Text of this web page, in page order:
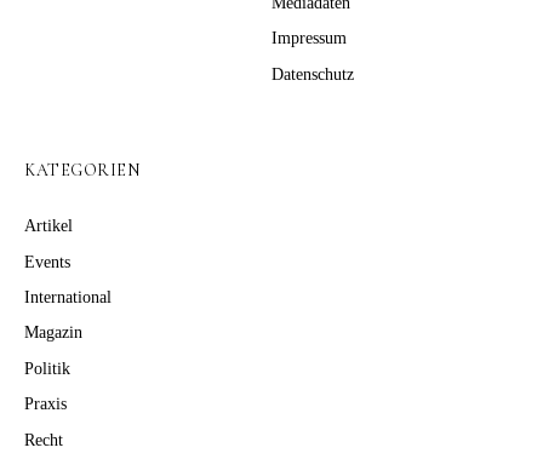
Impressum
Datenschutz
KATEGORIEN
Artikel
Events
International
Magazin
Politik
Praxis
Recht